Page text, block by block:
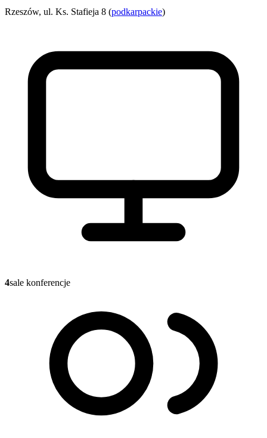
Rzeszów, ul. Ks. Stafieja 8 (podkarpackie)
4sale konferencje